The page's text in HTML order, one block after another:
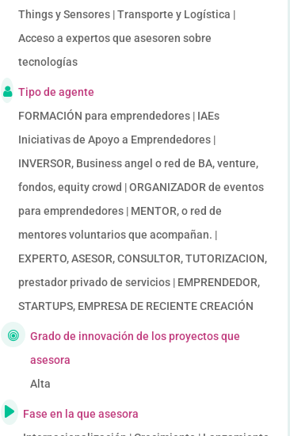
Things y Sensores | Transporte y Logística |
Acceso a expertos que asesoren sobre
tecnologías
Tipo de agente
FORMACIÓN para emprendedores | IAEs
Iniciativas de Apoyo a Emprendedores |
INVERSOR, Business angel o red de BA, venture,
fondos, equity crowd | ORGANIZADOR de eventos
para emprendedores | MENTOR, o red de
mentores voluntarios que acompañan. |
EXPERTO, ASESOR, CONSULTOR, TUTORIZACION,
prestador privado de servicios | EMPRENDEDOR,
STARTUPS, EMPRESA DE RECIENTE CREACIÓN
Grado de innovación de los proyectos que
asesora
Alta
Fase en la que asesora